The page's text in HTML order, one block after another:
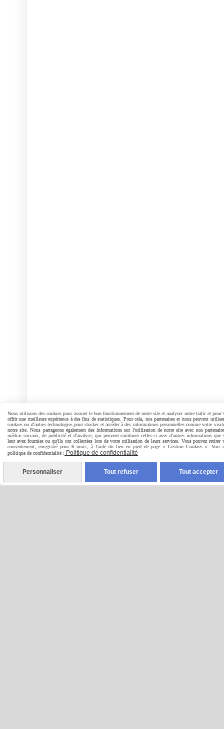
Nous utilisons des cookies pour assurer le bon fonctionnement de notre site et analyser notre trafic et pour
offrir une meilleure expérience à des fins de statistiques. Pour cela, nos partenaires et nous peuvent
cookies ou d'autres technologies pour stocker et accéder à des informations personnelles comme votre
notre site. Nous partageons également des informations sur l'utilisation de notre site avec nos
médias sociaux, de publicité et d'analyse, qui peuvent combiner celles-ci avec d'autres informations que
leur avez fournies ou qu'ils ont collectées lors de votre utilisation de leurs services. Vous pouvez retirer
consentement, enregistré pour 6 mois, à l'aide du lien en pied de page « Gestion Cookies ». Voir
politique de confidentialité : Politique de confidentialité
Personnaliser Tout refuser Tout accepter